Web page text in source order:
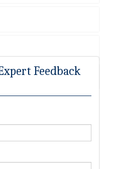
Feedback